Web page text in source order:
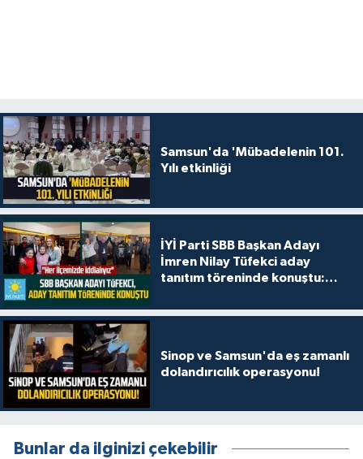
Samsun'da 'Mübadelenin 101.
Yılı etkinliği
İYİ Parti SBB Başkan Adayı
İmren Nilay Tüfekci aday
tanıtım töreninde konuştu:
Sinop ve Samsun'da eş zamanlı
dolandırıcılık operasyonu!
Bunlar da ilginizi çekebilir